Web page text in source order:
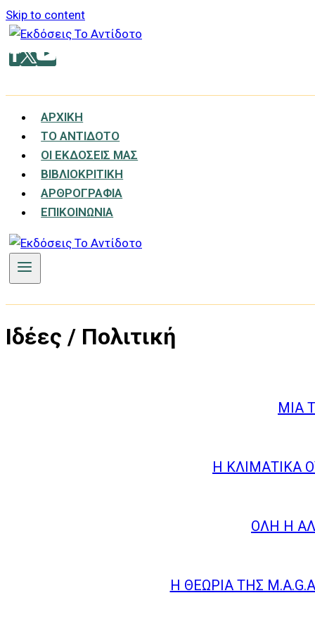
Skip to content
ΑΡΧΙΚΉ
ΤΟ ΑΝΤΊΔΟΤΟ
ΟΙ ΕΚΔΌΣΕΙΣ ΜΑΣ
ΒΙΒΛΙΟΚΡΙΤΙΚΉ
ΑΡΘΡΟΓΡΑΦΊΑ
ΕΠΙΚΟΙΝΩΝΊΑ
Ιδέες / Πολιτική
ΜΙΑ
Η ΚΛΙΜΑΤΙΚΆ
ΌΛΗ Η
Η ΘΕΩΡΊΑ ΤΗΣ